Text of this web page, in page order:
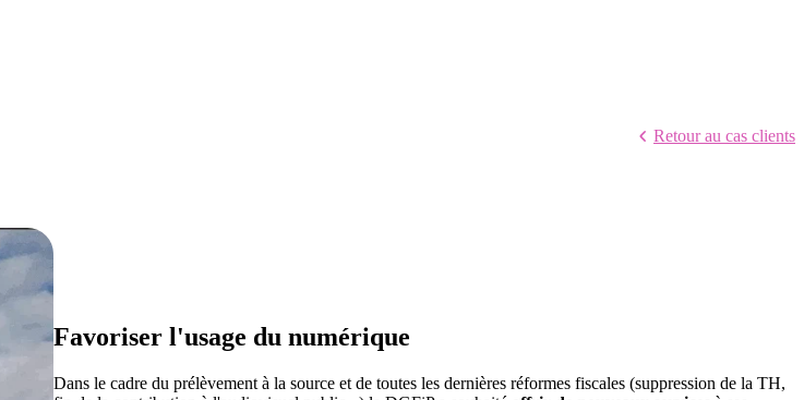
Retour au cas clients
Favoriser l'usage du numérique
Dans le cadre du prélèvement à la source et de toutes les dernières réformes fiscales (suppression de la TH,